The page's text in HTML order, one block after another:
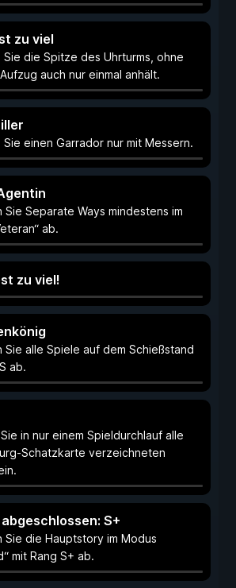
zu viel
Sie die Spitze des Uhrturms, ohne
auch nur einmal anhält.
einen Garrador nur mit Messern.
Sie Separate Ways mindestens im
ab.
zu viel!
Sie alle Spiele auf dem Schießstand
ab.
in nur einem Spieldurchlauf alle
Schatzkarte verzeichneten
S+
Sie die Hauptstory im Modus
mit Rang S+ ab.